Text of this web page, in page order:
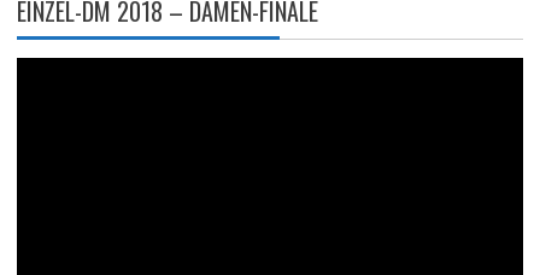
EINZEL-DM 2018 – DAMEN-FINALE